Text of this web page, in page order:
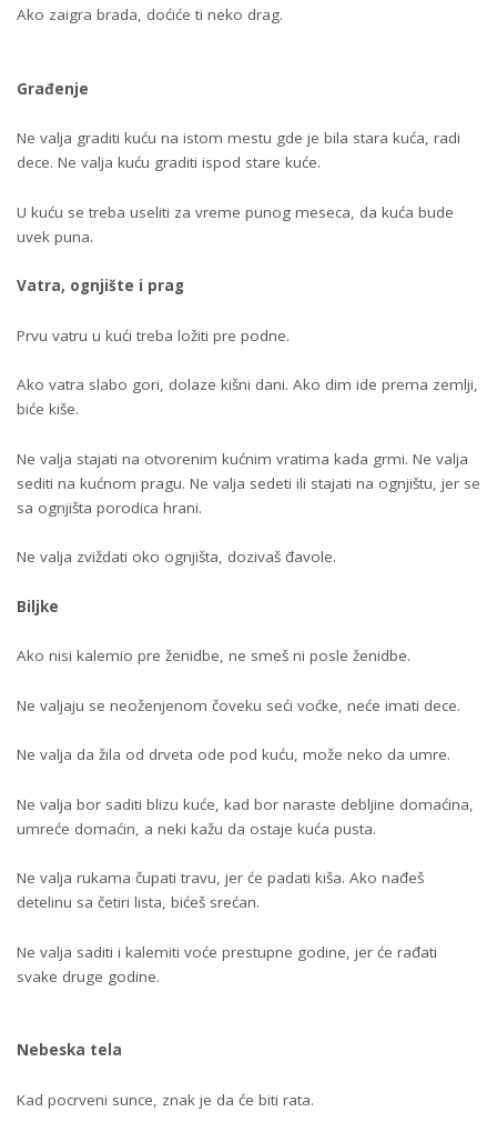
Ako zaigra brada, doćiće ti neko drag.
Građenje
Ne valja graditi kuću na istom mestu gde je bila stara kuća, radi
dece. Ne valja kuću graditi ispod stare kuće.
U kuću se treba useliti za vreme punog meseca, da kuća bude
uvek puna.
Vatra, ognjište i prag
Prvu vatru u kući treba ložiti pre podne.
Ako vatra slabo gori, dolaze kišni dani. Ako dim ide prema zemlji,
biće kiše.
Ne valja stajati na otvorenim kućnim vratima kada grmi. Ne valja
sediti na kućnom pragu. Ne valja sedeti ili stajati na ognjištu, jer se
sa ognjišta porodica hrani.
Ne valja zviždati oko ognjišta, dozivaš đavole.
Biljke
Ako nisi kalemio pre ženidbe, ne smeš ni posle ženidbe.
Ne valjaju se neoženjenom čoveku seći voćke, neće imati dece.
Ne valja da žila od drveta ode pod kuću, može neko da umre.
Ne valja bor saditi blizu kuće, kad bor naraste debljine domaćina,
umreće domaćin, a neki kažu da ostaje kuća pusta.
Ne valja rukama čupati travu, jer će padati kiša. Ako nađeš
detelinu sa četiri lista, bićeš srećan.
Ne valja saditi i kalemiti voće prestupne godine, jer će rađati
svake druge godine.
Nebeska tela
Kad pocrveni sunce, znak je da će biti rata.